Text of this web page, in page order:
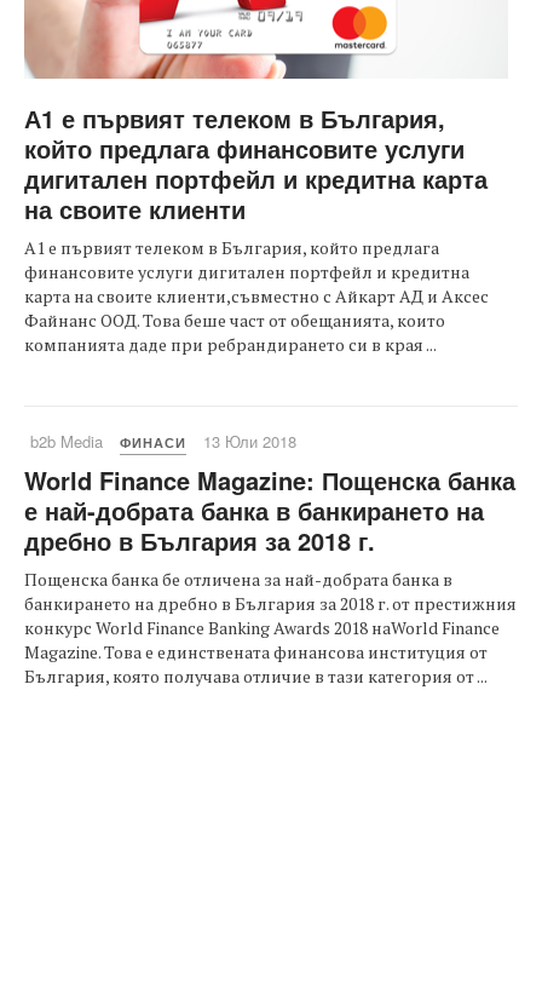
А1 е първият телеком в България,
който предлага финансовите услуги
дигитален портфейл и кредитна карта
на своите клиенти
А1 е първият телеком в България, който предлага
финансовите услуги дигитален портфейл и кредитна
карта на своите клиенти,съвместно с Айкарт АД и Аксес
Файнанс ООД. Това беше част от обещанията, които
компанията даде при ребрандирането си в края ...
b2b Media ФИНАСИ 13 Юли 2018
World Finance Magazine: Пощенска банка
е най-добрата банка в банкирането на
дребно в България за 2018 г.
Пощенска банка бе отличена за най-добрата банка в
банкирането на дребно в България за 2018 г. от престижния
конкурс World Finance Banking Awards 2018 наWorld Finance
Magazine. Това е единствената финансова институция от
България, която получава отличие в тази категория от ...